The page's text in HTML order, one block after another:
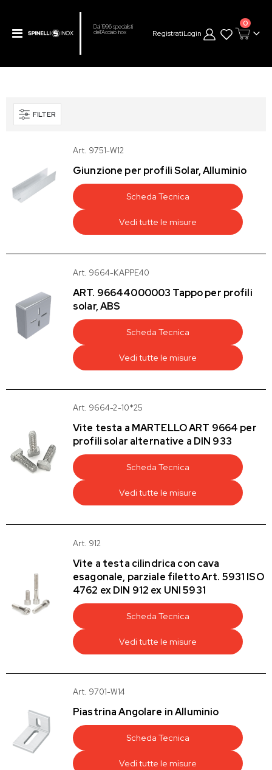
Toggle
Dal 1996 specialisti
dell’Acciaio Inox RegistratiLogin
Cart
0
FILTER
Art. 9751-W12
Giunzione per profili Solar, Alluminio
Scheda Tecnica
Vedi tutte le misure
Art. 9664-KAPPE40
ART. 96644000003 Tappo per profili
solar, ABS
Scheda Tecnica
Vedi tutte le misure
Art. 9664-2-10*25
Vite testa a MARTELLO ART 9664 per
profili solar alternative a DIN 933
Scheda Tecnica
Vedi tutte le misure
Art. 912
Vite a testa cilindrica con cava
esagonale, parziale filetto Art. 5931 ISO
4762 ex DIN 912 ex UNI 5931
Scheda Tecnica
Vedi tutte le misure
Art. 9701-W14
Piastrina Angolare in Alluminio
Scheda Tecnica
Vedi tutte le misure